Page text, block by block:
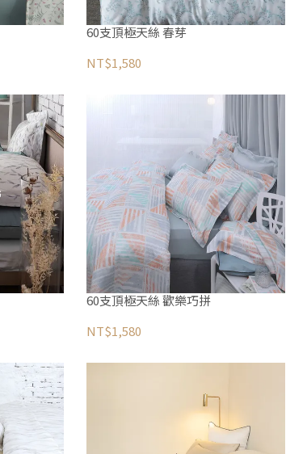
60支頂極天絲 春芽
NT$1,580
60支頂極天絲 歡樂巧拼
NT$1,580